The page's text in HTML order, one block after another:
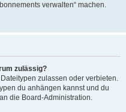
verwalten“ machen.
zulässig?
zulassen oder verbieten.
du anhängen kannst und du
die Board-Administration.